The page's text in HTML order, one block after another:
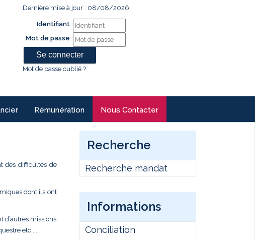
Dernière mise à jour : 08/08/2026
Identifiant :
Mot de passe :
Mot de passe oublié ?
Rémunération Nous Contacter
des difficultés de
dont ils ont
d’autres missions
etc....
Recherche
Recherche mandat
Informations
Conciliation